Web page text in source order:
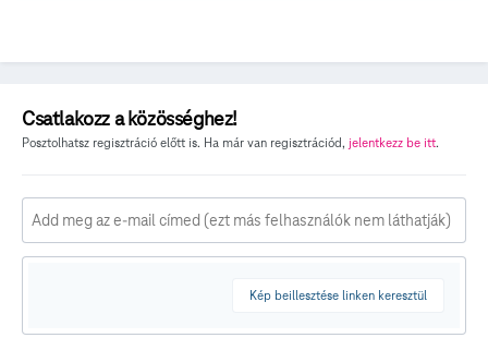
Csatlakozz a közösséghez!
Posztolhatsz regisztráció előtt is. Ha már van regisztrációd, jelentkezz be itt.
Kép beillesztése linken keresztül